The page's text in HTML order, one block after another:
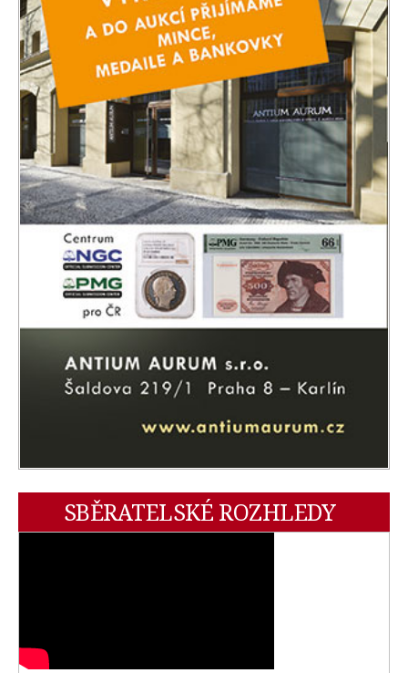
SBĚRATELSKÉ ROZHLEDY